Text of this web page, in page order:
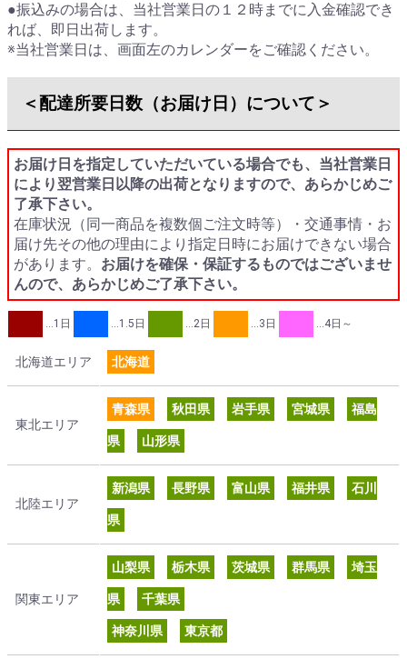
●振込みの場合は、 当社営業日の１２時までに入金確認でき
れば、即日出荷します。
※当社営業日は、画面左のカレンダーをご確認ください。
＜配達所要日数（お届け日）について＞
お届け日を指定していただいている場合でも、当社営業日
により翌営業日以降の出荷となりますので、あらかじめご
了承下さい。
在庫状況（同一商品を複数個ご注文時等）・交通事情・お
届け先その他の理由により指定日時にお届けできない場合
があります。 お届けを確保・保証するものではございませ
んので、あらかじめご了承下さい。
…1日 …1.5日 …2日 …3日 …4日～
北海道エリア 北海道
東北エリア
青森県 秋田県 岩手県 宮城県 福島
県 山形県
北陸エリア
新潟県 長野県 富山県 福井県 石川
県
関東エリア
山梨県 栃木県 茨城県 群馬県 埼玉
県 千葉県
神奈川県 東京都